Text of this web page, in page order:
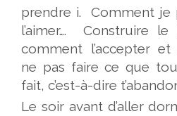
prendre i. Comment je
l’aimer…. Construire
comment l’accepter
ne pas faire ce que
fait, c’est-à-dire
Le soir avant d’aller